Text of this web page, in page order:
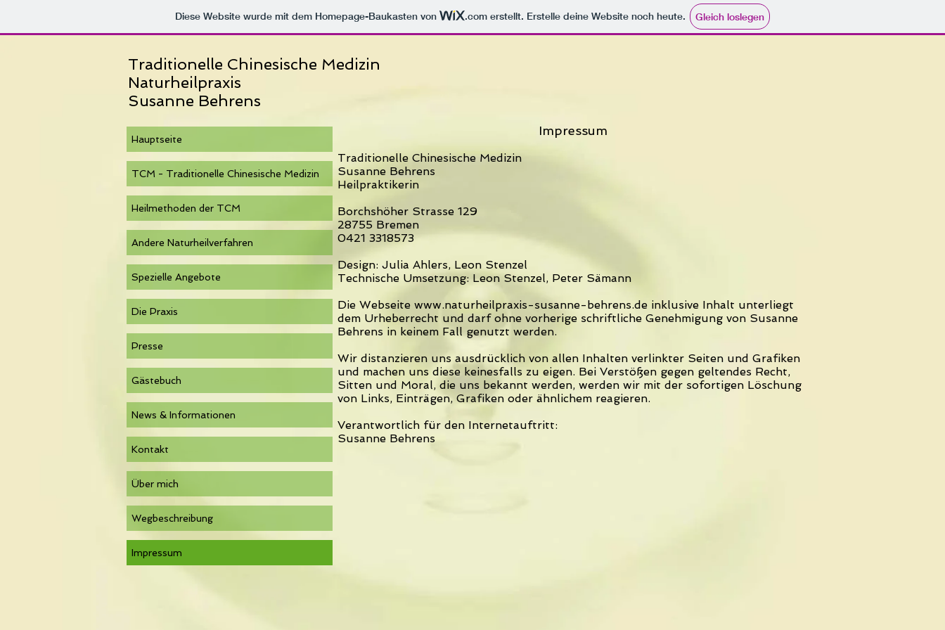
Diese Website wurde mit dem Homepage-Baukasten von .com erstellt. Erstelle deine Website noch heute. Gleich loslegen
Hauptseite
TCM - Traditionelle Chinesische Medizin
Heilmethoden der TCM
Andere Naturheilverfahren
Spezielle Angebote
Die Praxis
Presse
Gästebuch
News & Informationen
Kontakt
Über mich
Wegbeschreibung
Impressum
Traditionelle Chinesische Medizin
Naturheilpraxis
Susanne Behrens
Impressum
Traditionelle Chinesische Medizin
Susanne Behrens
Heilpraktikerin
Borchshöher Strasse 129
28755 Bremen
0421 3318573
Design: Julia Ahlers, Leon Stenzel
Technische Umsetzung: Leon Stenzel, Peter Sämann
Die Webseite www.naturheilpraxis-susanne-behrens.de inklusive Inhalt unterliegt
dem Urheberrecht und darf ohne vorherige schriftliche Genehmigung von Susanne
Behrens in keinem Fall genutzt werden.
Wir distanzieren uns ausdrücklich von allen Inhalten verlinkter Seiten und Grafiken
und machen uns diese keinesfalls zu eigen. Bei Verstößen gegen geltendes Recht,
Sitten und Moral, die uns bekannt werden, werden wir mit der sofortigen Löschung
von Links, Einträgen, Grafiken oder ähnlichem reagieren.
Verantwortlich für den Internetauftritt:
Susanne Behrens